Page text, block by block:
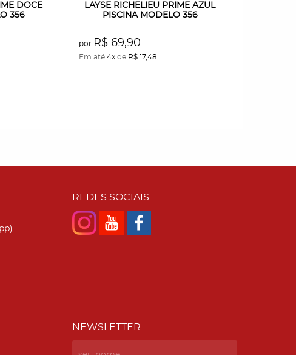
DOCE
356
LAYSE RICHELIEU PRIME AZUL
PISCINA MODELO 356
por R$ 69,90
Em até 4x de R$ 17,48
REDES SOCIAIS
NEWSLETTER